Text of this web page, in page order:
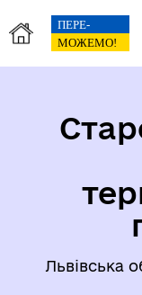
Львівська